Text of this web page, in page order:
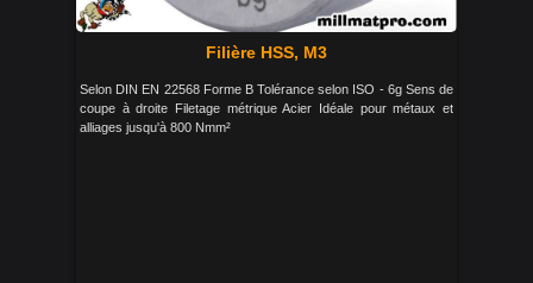
Filière HSS, M3
Selon DIN EN 22568 Forme B Tolérance selon ISO - 6g Sens de
coupe à droite Filetage métrique Acier Idéale pour métaux et
alliages jusqu'à 800 Nmm²